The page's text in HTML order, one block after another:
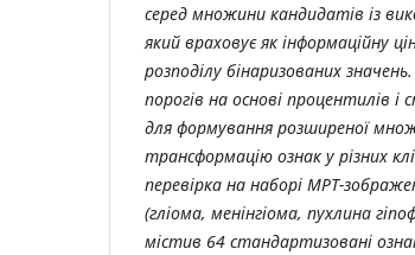
серед множини кандидатів із
який враховує як інформаційну
розподілу бінаризованих
порогів на основі процентилів
для формування розширеної
трансформацію ознак у різних
перевірка на наборі МРТ-
(гліома, менінгіома, пухлина
містив 64 стандартизовані